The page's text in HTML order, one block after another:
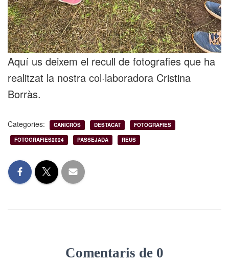
Aquí us deixem el recull de fotografies que ha
realitzat la nostra col·laboradora Cristina
Borràs.
Categories: CANICRÒS DESTACAT FOTOGRAFIES
FOTOGRAFIES2024 PASSEJADA REUS
Comentaris de 0